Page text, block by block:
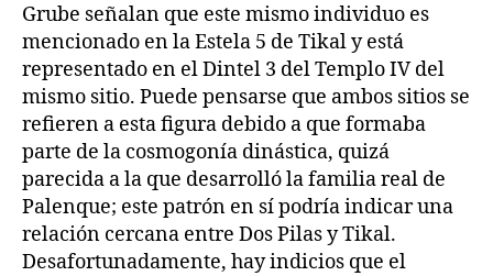
Grube señalan que este mismo individuo es
mencionado en la Estela 5 de Tikal y está
representado en el Dintel 3 del Templo IV del
mismo sitio. Puede pensarse que ambos sitios se
refieren a esta figura debido a que formaba
parte de la cosmogonía dinástica, quizá
parecida a la que desarrolló la familia real de
Palenque; este patrón en sí podría indicar una
relación cercana entre Dos Pilas y Tikal.
Desafortunadamente, hay indicios que el